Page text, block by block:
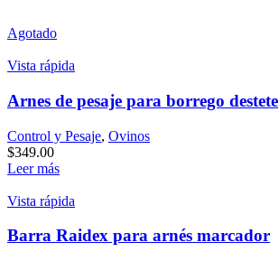
Agotado
Vista rápida
Arnes de pesaje para borrego destete
Control y Pesaje, Ovinos
$349.00
Leer más
Vista rápida
Barra Raidex para arnés marcador